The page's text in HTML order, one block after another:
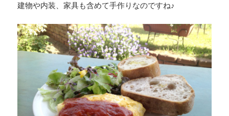
建物や内装、家具も含めて手作りなのですね♪